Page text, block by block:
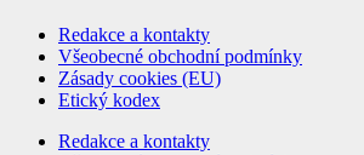
Redakce a kontakty
Všeobecné obchodní podmínky
Zásady cookies (EU)
Etický kodex
Redakce a kontakty